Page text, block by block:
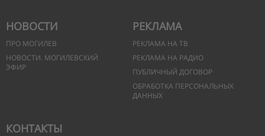
НОВОСТИ
ПРО МОГИЛЕВ
НОВОСТИ. МОГИЛЕВСКИЙ
ЭФИР
РЕКЛАМА
РЕКЛАМА НА ТВ
РЕКЛАМА НА РАДИО
ПУБЛИЧНЫЙ ДОГОВОР
ОБРАБОТКА ПЕРСОНАЛЬНЫХ
ДАННЫХ
КОНТАКТЫ